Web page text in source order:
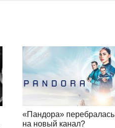
«Пандора» перебралась
на новый канал?